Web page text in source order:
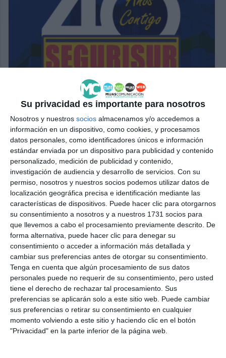
Su privacidad es importante para nosotros
Nosotros y nuestros socios almacenamos y/o accedemos a
información en un dispositivo, como cookies, y procesamos
datos personales, como identificadores únicos e información
estándar enviada por un dispositivo para publicidad y contenido
personalizado, medición de publicidad y contenido,
investigación de audiencia y desarrollo de servicios. Con su
permiso, nosotros y nuestros socios podemos utilizar datos de
localización geográfica precisa e identificación mediante las
características de dispositivos. Puede hacer clic para otorgarnos
su consentimiento a nosotros y a nuestros 1731 socios para
que llevemos a cabo el procesamiento previamente descrito. De
forma alternativa, puede hacer clic para denegar su
consentimiento o acceder a información más detallada y
cambiar sus preferencias antes de otorgar su consentimiento.
Tenga en cuenta que algún procesamiento de sus datos
personales puede no requerir de su consentimiento, pero usted
tiene el derecho de rechazar tal procesamiento. Sus
preferencias se aplicarán solo a este sitio web. Puede cambiar
sus preferencias o retirar su consentimiento en cualquier
momento volviendo a este sitio y haciendo clic en el botón
"Privacidad" en la parte inferior de la página web.